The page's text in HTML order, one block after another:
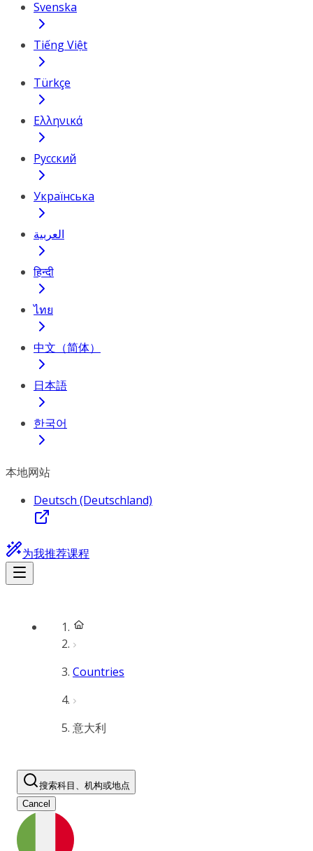
Svenska
Tiếng Việt
Türkçe
Ελληνικά
Русский
Українська
العربية
हिन्दी
ไทย
中文（简体）
日本語
한국어
本地网站
Deutsch (Deutschland)
为我推荐课程
Countries
意大利
搜索科目、机构或地点
Cancel